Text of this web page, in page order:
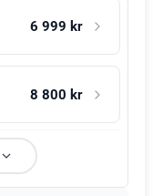
6 999 kr
8 800 kr